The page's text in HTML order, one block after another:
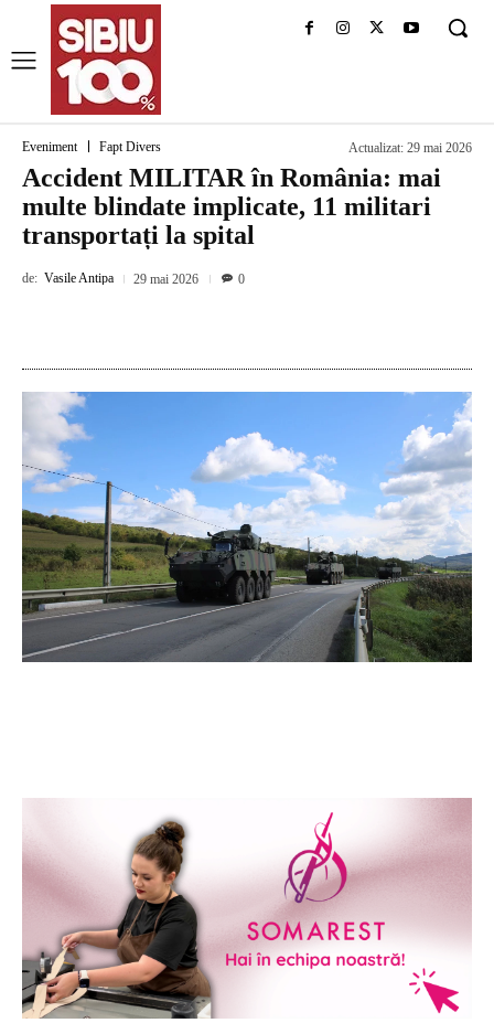
Eveniment Fapt Divers Actualizat: 29 mai 2026
Accident MILITAR în România: mai
multe blindate implicate, 11 militari
transportați la spital
de: Vasile Antipa 29 mai 2026 0